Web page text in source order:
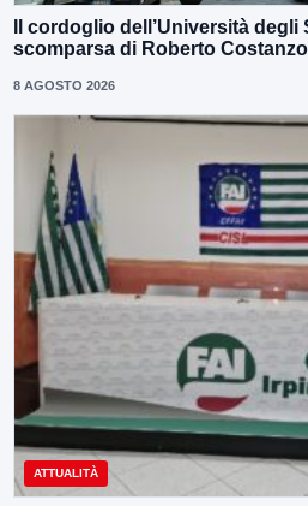
Il cordoglio dell’Università
scomparsa di Roberto Costanzo
8 AGOSTO 2026
ATTUALITÀ